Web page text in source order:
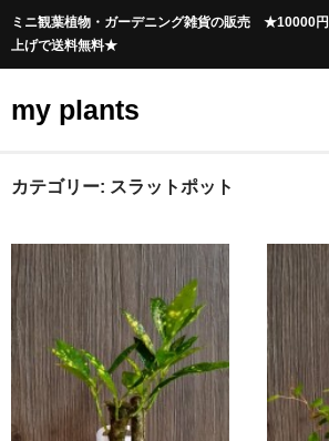
ミニ観葉植物・ガーデニング雑貨の販売 ★10000
上げで送料無料★
my plants
HOME
ガーデンニング雑貨
会員ページ
ご利用ガイド
お問合せ
カテゴリー: スラットポット